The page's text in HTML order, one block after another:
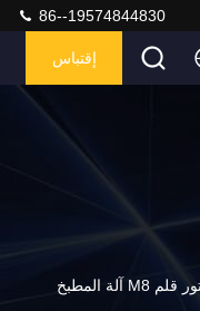
86--19574844830
إقتباس
دكتور قلم M8 آلة المطبخ